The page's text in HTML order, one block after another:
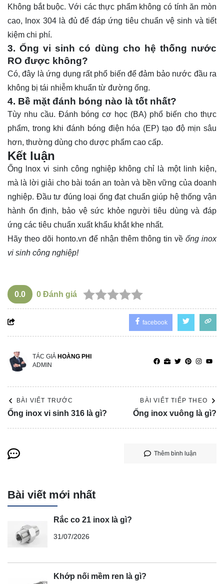
Không bắt buộc. Với các thực phẩm không có tính ăn mòn
cao, Inox 304 là đủ để đáp ứng tiêu chuẩn vệ sinh và tiết
kiệm chi phí.
3. Ống vi sinh có dùng cho hệ thống nước
RO được không?
Có, đây là ứng dụng rất phổ biến để đảm bảo nước đầu ra
không bị tái nhiễm khuẩn từ đường ống.
4. Bề mặt đánh bóng nào là tốt nhất?
Tùy nhu cầu. Đánh bóng cơ học (BA) phổ biến cho thực
phẩm, trong khi đánh bóng điện hóa (EP) tạo độ mịn sâu
hơn, thường dùng cho dược phẩm cao cấp.
Kết luận
Ống lnox vi sinh công nghiệpkhông chỉ là một linh kiện,
mà là lời giải cho bài toán an toàn và bền vững của doanh
nghiệp. Đầu tư đúng loại ống đạt chuẩn giúp hệ thống vận
hành ổn định, bảo vệ sức khỏe người tiêu dùng và đáp
ứng các tiêu chuẩn xuất khẩu khắt khe nhất.
Hãy theo dõi honto.vn để nhận thêm thông tin về ống inox
vi sinh công nghiệp!
0.0 0 Đánh giá
facebook
TÁC GIẢ HOÀNG PHI
ADMIN
BÀI VIẾT TRƯỚC
Ống inox vi sinh 316 là gì?
BÀI VIẾT TIẾP THEO
Ống inox vuông là gì?
Thêm bình luận
Bài viết mới nhất
Rắc co 21 inox là gì?
31/07/2026
Khớp nối mềm ren là gì?